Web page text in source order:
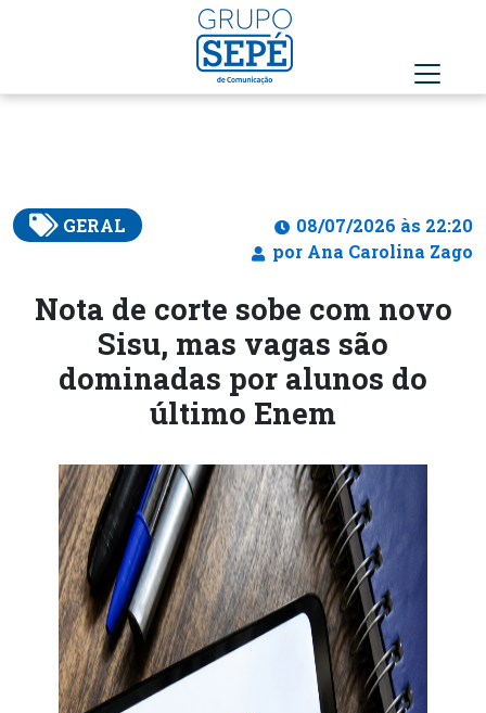
GERAL
08/07/2026 às 22:20
por Ana Carolina Zago
Nota de corte sobe com novo
Sisu, mas vagas são
dominadas por alunos do
último Enem